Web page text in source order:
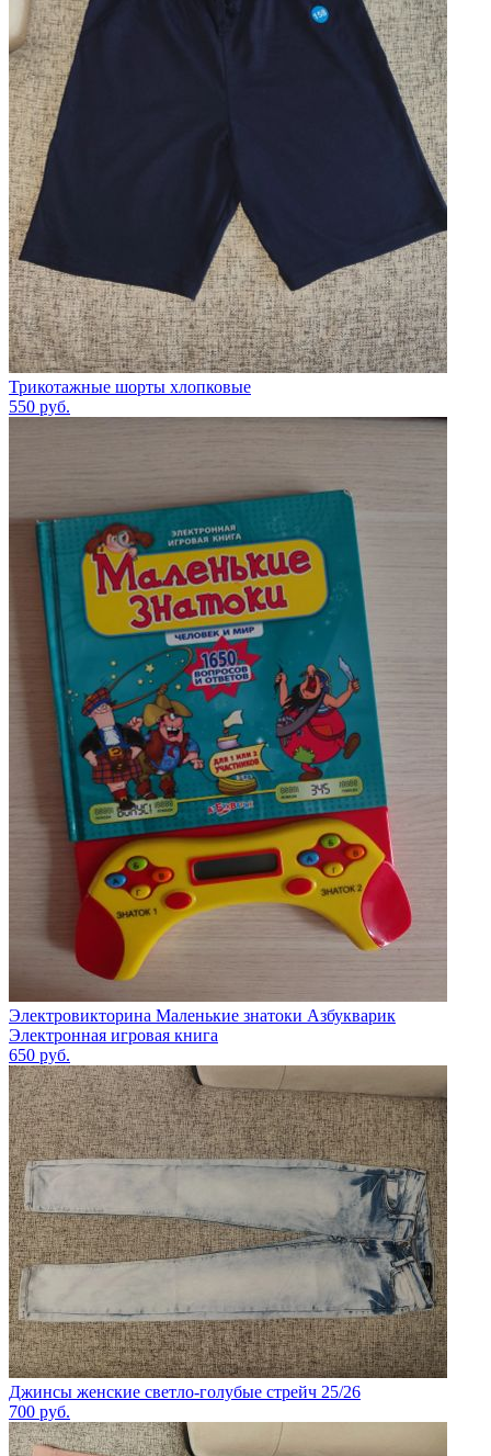
Трикотажные шорты хлопковые
550 руб.
Электровикторина Маленькие знатоки Азбукварик
Электронная игровая книга
650 руб.
Джинсы женские светло-голубые стрейч 25/26
700 руб.